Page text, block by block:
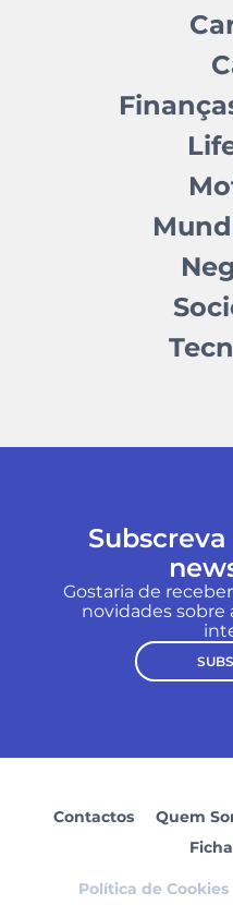
Gostaria de
novidades sobre
Contactos Quem
Política de Cookies